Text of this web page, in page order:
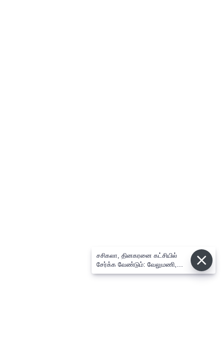
சசிகலா, தினகரனை கட்சியில்
சேர்க்க வேண்டும்: வேலுமணி,
விஸ்வநாதன் மீண்டும் போர்க்கொடி